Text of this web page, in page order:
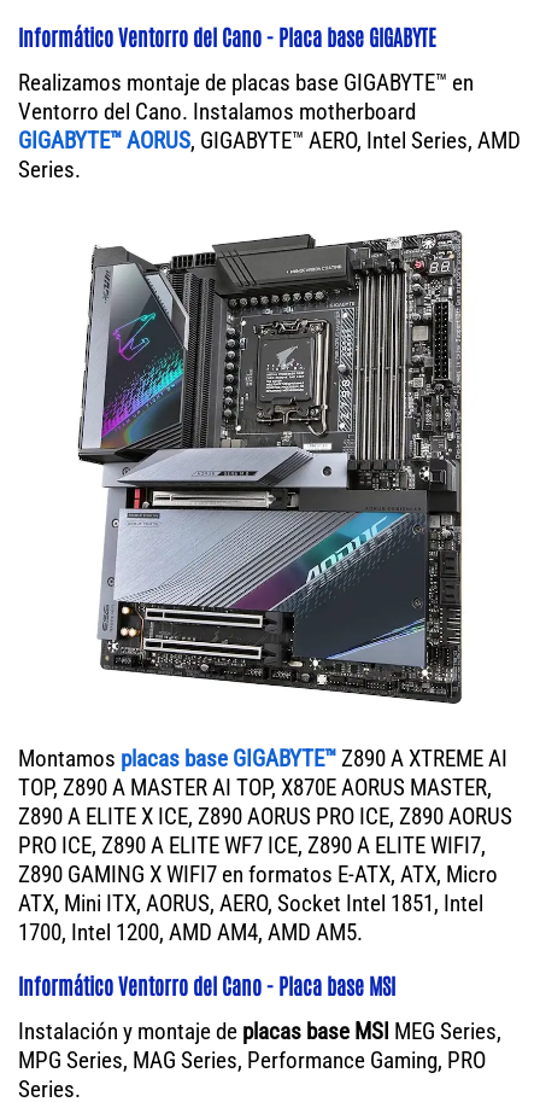
Informático Ventorro del Cano - Placa base GIGABYTE
Realizamos montaje de placas base GIGABYTE™ en
Ventorro del Cano. Instalamos motherboard
GIGABYTE™ AORUS, GIGABYTE™ AERO, Intel Series, AMD
Series.
Montamos placas base GIGABYTE™Z890 A XTREME AI
TOP, Z890 A MASTER AI TOP, X870E AORUS MASTER,
Z890 A ELITE X ICE, Z890 AORUS PRO ICE, Z890 AORUS
PRO ICE, Z890 A ELITE WF7 ICE, Z890 A ELITE WIFI7,
Z890 GAMING X WIFI7 en formatos E-ATX, ATX, Micro
ATX, Mini ITX, AORUS, AERO, Socket Intel 1851, Intel
1700, Intel 1200, AMD AM4, AMD AM5.
Informático Ventorro del Cano - Placa base MSI
Instalación y montaje de placas base MSI MEG Series,
MPG Series, MAG Series, Performance Gaming, PRO
Series.